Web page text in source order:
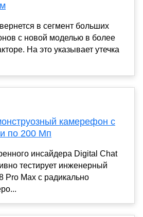
в сегмент больших
с новой моделью в более
На это указывает утечка
камерефон с
по 200 Мп
инсайдера Digital Chat
тестирует инженерный
Pro Max с радикально